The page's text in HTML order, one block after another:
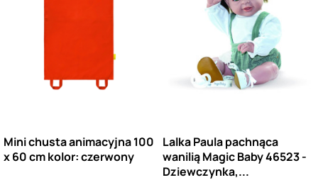
Mini chusta animacyjna 100
x 60 cm kolor: czerwony
Lalka Paula pachnąca
wanilią Magic Baby 46523 -
Dziewczynka,...